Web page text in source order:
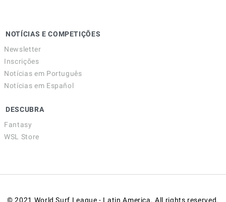
NOTÍCIAS E COMPETIÇÕES
Newsletter
Inscrições
Notícias em Português
Notícias em Español
DESCUBRA
Fantasy
WSL Store
© 2021 World Surf League - Latin America. All rights reserved.